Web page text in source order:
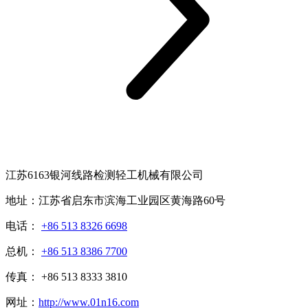
江苏6163银河线路检测轻工机械有限公司
地址：江苏省启东市滨海工业园区黄海路60号
电话： +86 513 8326 6698
总机： +86 513 8386 7700
传真： +86 513 8333 3810
网址： http://www.01n16.com